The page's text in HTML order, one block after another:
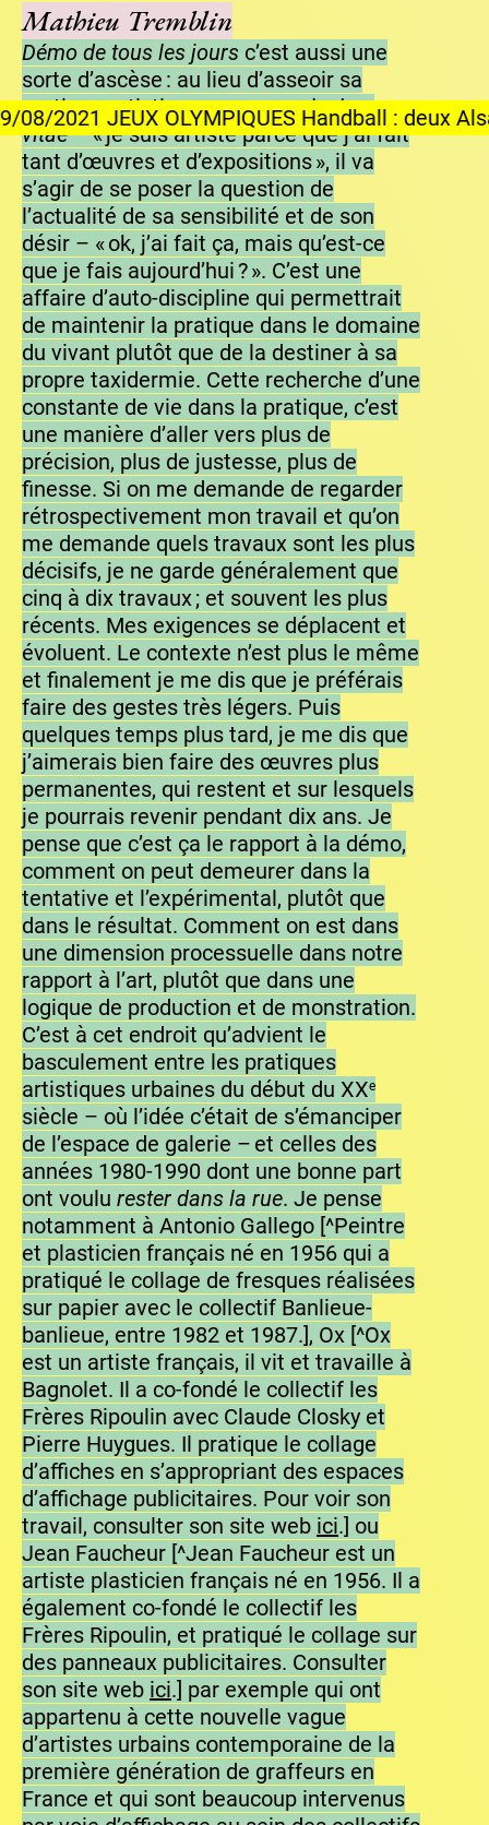
Mathieu Tremblin
Démo de tous les jours c’est aussi une
sorte d’ascèse : au lieu d’asseoir sa
pratique artistique sur uncurriculum
vitae– « je suis artiste parce que j’ai fait
tant d’œuvres et d’expositions », il va
s’agir de se poser la question de
l’actualité de sa sensibilité et de son
désir – « ok, j’ai fait ça, mais qu’est-ce
que je fais aujourd’hui ? ». C’est une
affaire d’auto-discipline qui permettrait
de maintenir la pratique dans le domaine
du vivant plutôt que de la destiner à sa
propre taxidermie. Cette recherche d’une
constante de vie dans la pratique, c’est
une manière d’aller vers plus de
précision, plus de justesse, plus de
finesse. Si on me demande de regarder
rétrospectivement mon travail et qu’on
me demande quels travaux sont les plus
décisifs, je ne garde généralement que
cinq à dix travaux ; et souvent les plus
récents. Mes exigences se déplacent et
évoluent. Le contexte n’est plus le même
et finalement je me dis que je préférais
faire des gestes très légers. Puis
quelques temps plus tard, je me dis que
j’aimerais bien faire des œuvres plus
permanentes, qui restent et sur lesquels
je pourrais revenir pendant dix ans. Je
pense que c’est ça le rapport à la démo,
comment on peut demeurer dans la
tentative et l’expérimental, plutôt que
dans le résultat. Comment on est dans
une dimension processuelle dans notre
rapport à l’art, plutôt que dans une
logique de production et de monstration.
C’est à cet endroit qu’advient le
basculement entre les pratiques
artistiques urbaines du début du XXe
siècle – où l’idée c’était de s’émanciper
de l’espace de galerie – et celles des
années 1980-1990 dont une bonne part
ont voulu rester dans la rue. Je pense
notamment à Antonio Gallego [^Peintre
et plasticien français né en 1956 qui a
pratiqué le collage de fresques réalisées
sur papier avec le collectif Banlieue-
banlieue, entre 1982 et 1987.], Ox [^Ox
est un artiste français, il vit et travaille à
Bagnolet. Il a co-fondé le collectif les
Frères Ripoulin avec Claude Closky et
Pierre Huygues. Il pratique le collage
d’affiches en s’appropriant des espaces
d’affichage publicitaires. Pour voir son
travail, consulter son site web ici.] ou
Jean Faucheur [^Jean Faucheur est un
artiste plasticien français né en 1956. Il a
également co-fondé le collectif les
Frères Ripoulin, et pratiqué le collage sur
des panneaux publicitaires. Consulter
son site web ici.] par exemple qui ont
appartenu à cette nouvelle vague
d’artistes urbains contemporaine de la
première génération de graffeurs en
France et qui sont beaucoup intervenus
OLYMPIQUES Handball : deux Alsaciennes en or